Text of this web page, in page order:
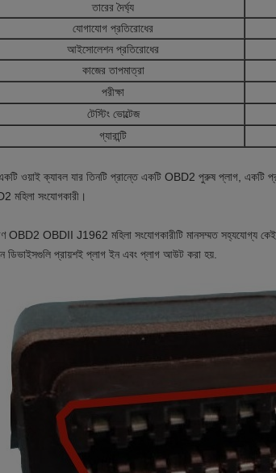
তারের দৈর্ঘ্য
যোগাযোগ প্রতিরোধের
আইসোলেশন প্রতিরোধের
কাজের তাপমাত্রা
পরীক্ষা
টেস্টিং ভোল্টেজ
গ্যারান্টি
ওয়াই ক্যাবল যার তিনটি প্রান্তে একটি OBD2 পুরুষ প্লাগ, একটি
মহিলা সংযোগকারী।
OBD2 OBDII J1962 মহিলা সংযোগকারীটি মানসম্মত সহ্যযোগ্য
ডিভাইসগুলি প্রায়শই প্লাগ ইন এবং প্লাগ আউট করা হয়.